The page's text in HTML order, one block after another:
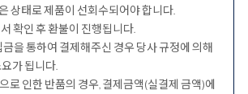
상태로 제품이 선회수되어야 합니다.
확인 후 환불이 진행됩니다.
을 통하여 결제해주신 경우 당사 규정에 의해
가 됩니다.
로 인한 반품의 경우, 결제금액(실결제 금액)에